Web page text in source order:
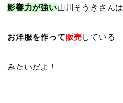
影響力が強い山川そうきさんは
お洋服を作って販売 している
みたいだよ！